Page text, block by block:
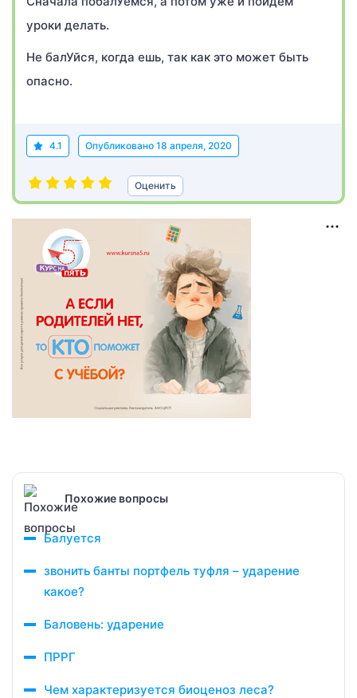
уроки делать.
Не балУйся, когда ешь, так как это может быть
опасно.
4.1 Опубликовано 18 апреля, 2020
Оценить
Похожие вопросы
Балуется
звонить банты портфель туфля – ударение
какое?
Баловень: ударение
ПРРГ
Чем характеризуется биоценоз леса?